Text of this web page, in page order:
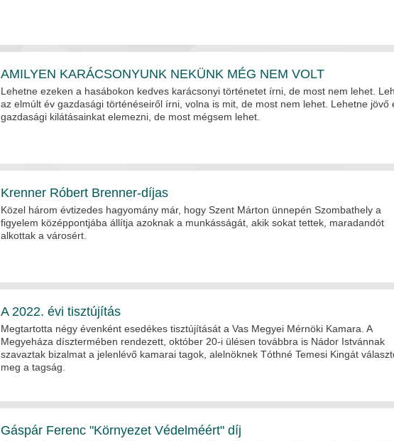
AMILYEN KARÁCSONYUNK NEKÜNK MÉG NEM VOLT
Lehetne ezeken a hasábokon kedves karácsonyi történetet írni, de most nem lehet.
az elmúlt év gazdasági történéseiről írni, volna is mit, de most nem lehet. Lehetne jövő
gazdasági kilátásainkat elemezni, de most mégsem lehet.
Krenner Róbert Brenner-díjas
Közel három évtizedes hagyomány már, hogy Szent Márton ünnepén Szombathely a
figyelem középpontjába állítja azoknak a munkásságát, akik sokat tettek, maradandót
alkottak a városért.
A 2022. évi tisztújítás
Megtartotta négy évenként esedékes tisztújítását a Vas Megyei Mérnöki Kamara. A
Megyeháza dísztermében rendezett, október 20-i ülésen továbbra is Nádor Istvánnak
szavaztak bizalmat a jelenlévő kamarai tagok, alelnöknek Tóthné Temesi Kingát
meg a tagság.
Gáspár Ferenc "Környezet Védelméért" díj